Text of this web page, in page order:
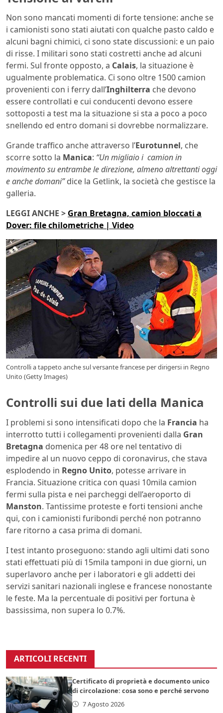
Non sono mancati momenti di forte tensione: anche se
i camionisti sono stati aiutati con qualche pasto caldo e
alcuni bagni chimici, ci sono state discussioni: e un paio
di risse. I militari sono stati costretti anche ad alcuni
fermi. Sul fronte opposto, a Calais, la situazione è
ugualmente problematica. Ci sono oltre 1500 camion
provenienti con i ferry dall’Inghilterra che devono
essere controllati e cui conducenti devono essere
sottoposti a test ma la situazione si sta a poco a poco
snellendo ed entro domani si dovrebbe normalizzare.
Grande traffico anche attraverso l’Eurotunnel, che
scorre sotto la Manica: “Un migliaio i camion in
movimento su entrambe le direzione, almeno altrettanti oggi
e anche domani”dice la Getlink, la società che gestisce la
galleria.
LEGGI ANCHE > Gran Bretagna, camion bloccati a
Dover: file chilometriche | Video
Controlli a tappeto anche sul versante francese per dirigersi in Regno
Unito (Getty Images)
Controlli sui due lati della Manica
I problemi si sono intensificati dopo che la Francia ha
interrotto tutti i collegamenti provenienti dalla Gran
Bretagna domenica per 48 ore nel tentativo di
impedire al un nuovo ceppo di coronavirus, che stava
esplodendo in Regno Unito, potesse arrivare in
Francia. Situazione critica con quasi 10mila camion
fermi sulla pista e nei parcheggi dell’aeroporto di
Manston. Tantissime proteste e forti tensioni anche
qui, con i camionisti furibondi perché non potranno
fare ritorno a casa prima di domani.
I test intanto proseguono: stando agli ultimi dati sono
stati effettuati più di 15mila tamponi in due giorni, un
superlavoro anche per i laboratori e gli addetti dei
servizi sanitari nazionali inglese e francese nonostante
le feste. Ma la percentuale di positivi per fortuna è
bassissima, non supera lo 0.7%.
ARTICOLI RECENTI
Certificato di proprietà e documento unico
di circolazione: cosa sono e perché servono
7 Agosto 2026